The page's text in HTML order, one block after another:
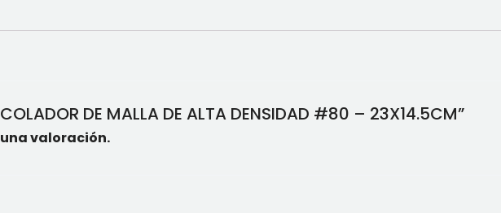
DE MALLA DE ALTA DENSIDAD #80 – 23X14.5CM”
valoración.